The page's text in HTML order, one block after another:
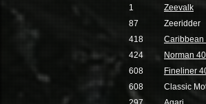
1
Zeevalk
87
Zeeridder
418
Caribbean
424
Norman 40
608
Fineliner
608
Classic